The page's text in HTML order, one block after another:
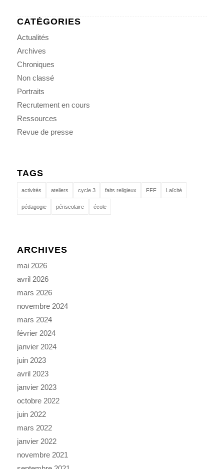
CATÉGORIES
Actualités
Archives
Chroniques
Non classé
Portraits
Recrutement en cours
Ressources
Revue de presse
TAGS
activités ateliers cycle 3 faits religieux FFF Laïcité
pédagogie périscolaire école
ARCHIVES
mai 2026
avril 2026
mars 2026
novembre 2024
mars 2024
février 2024
janvier 2024
juin 2023
avril 2023
janvier 2023
octobre 2022
juin 2022
mars 2022
janvier 2022
novembre 2021